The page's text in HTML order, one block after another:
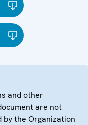
and other
are not
by the Organization